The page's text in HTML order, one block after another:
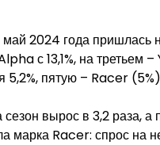
2024 года пришлась
с 13,1%, на третьем
5,2%, пятую – Racer
вырос в 3,2 раза,
марка Racer: спрос на